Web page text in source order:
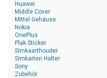
Huawei
Middle Cover
Mittel Gehäuse
Nokia
OnePlus
Plak Sticker
Simkaarthouder
Simkarten Halter
Sony
Zubehör